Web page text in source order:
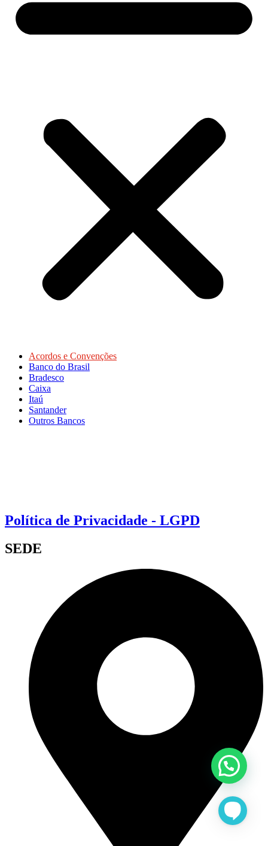
Acordos e Convenções
Banco do Brasil
Bradesco
Caixa
Itaú
Santander
Outros Bancos
Política de Privacidade - LGPD
SEDE